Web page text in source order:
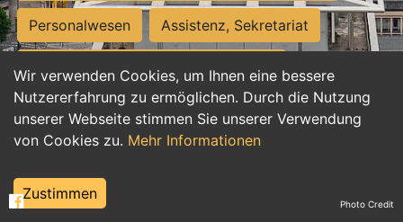
Wir verwenden Cookies, um Ihnen eine bessere
Nutzererfahrung zu ermöglichen. Durch die Nutzung
unserer Webseite stimmen Sie unserer Verwendung
von Cookies zu. Mehr Informationen
Zustimmen
Personalwesen Assistenz, Sekretariat
Hilfskräfte, Aushilfs- und Nebenjobs
Einkauf, Logistik, Materialwirtschaft
Weiterbildung, Studium, duale Ausbildung
Tourismus
Photo Credit